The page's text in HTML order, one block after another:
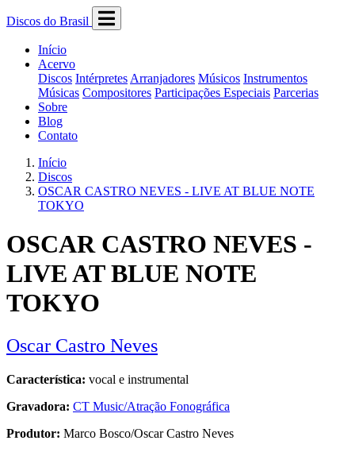
Discos do Brasil
Início
Acervo
Discos Intérpretes Arranjadores Músicos Instrumentos
Músicas Compositores Participações Especiais Parcerias
Sobre
Blog
Contato
Início
Discos
OSCAR CASTRO NEVES - LIVE AT BLUE NOTE
TOKYO
OSCAR CASTRO NEVES -
LIVE AT BLUE NOTE
TOKYO
Oscar Castro Neves
Característica: vocal e instrumental
Gravadora: CT Music/Atração Fonográfica
Produtor: Marco Bosco/Oscar Castro Neves